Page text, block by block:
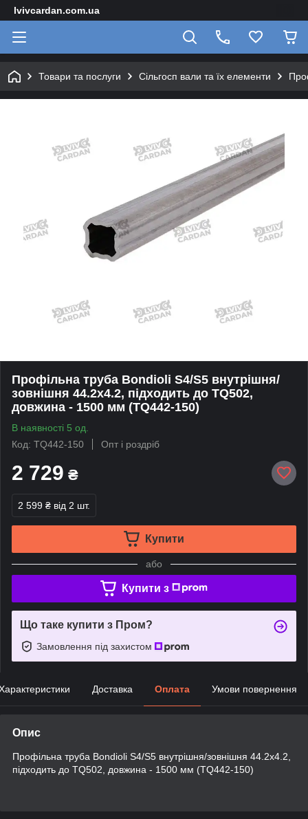
lvivcardan.com.ua
Товари та послуги Сільгосп вали та їх елементи
Профільна труба Bondioli S4/S5 внутрішня/
зовнішня 44.2x4.2, підходить до TQ502,
довжина - 1500 мм (TQ442-150)
В наявності 5 од.
Код: TQ442-150
Опт і роздріб
2 729 ₴
2 599 ₴ від 2 шт.
Купити
або
Купити з
Що таке купити з Пром?
Замовлення під захистом
Доставка Оплата Умови повернення
Опис
Профільна труба Bondioli S4/S5 внутрішня/зовнішня 44.2x4.2,
підходить до TQ502, довжина - 1500 мм (TQ442-150)